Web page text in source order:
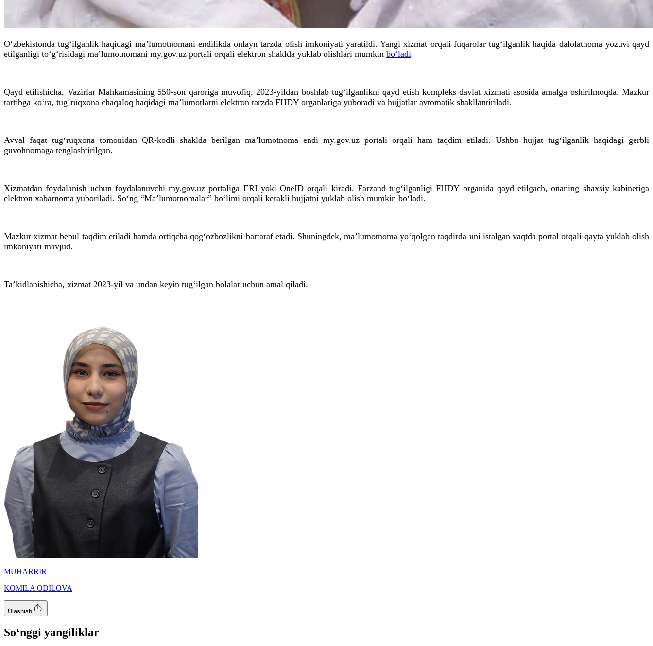
Oʻzbekistonda tugʻilganlik haqidagi maʼlumotnomani endilikda onlayn tarzda olish imkoniyati yaratildi. Yangi xizmat orqali fuqarolar tugʻilganlik haqida dalolatnoma yozuvi qayd
etilganligi toʻgʻrisidagi maʼlumotnomani my.gov.uz portali orqali elektron shaklda yuklab olishlari mumkin boʻladi.
Qayd etilishicha, Vazirlar Mahkamasining 550-son qaroriga muvofiq, 2023-yildan boshlab tugʻilganlikni qayd etish kompleks davlat xizmati asosida amalga oshirilmoqda. Mazkur
tartibga koʻra, tugʻruqxona chaqaloq haqidagi maʼlumotlarni elektron tarzda FHDY organlariga yuboradi va hujjatlar avtomatik shakllantiriladi.
Avval faqat tugʻruqxona tomonidan QR-kodli shaklda berilgan maʼlumotnoma endi my.gov.uz portali orqali ham taqdim etiladi. Ushbu hujjat tugʻilganlik haqidagi gerbli
guvohnomaga tenglashtirilgan.
Xizmatdan foydalanish uchun foydalanuvchi my.gov.uz portaliga ERI yoki OneID orqali kiradi. Farzand tugʻilganligi FHDY organida qayd etilgach, onaning shaxsiy kabinetiga
elektron xabarnoma yuboriladi. Soʻng “Maʼlumotnomalar” bo‘limi orqali kerakli hujjatni yuklab olish mumkin bo‘ladi.
Mazkur xizmat bepul taqdim etiladi hamda ortiqcha qogʻozbozlikni bartaraf etadi. Shuningdek, maʼlumotnoma yoʻqolgan taqdirda uni istalgan vaqtda portal orqali qayta yuklab olish
imkoniyati mavjud.
Taʼkidlanishicha, xizmat 2023-yil va undan keyin tugʻilgan bolalar uchun amal qiladi.
MUHARRIR
KOMILA ODILOVA
Ulashish
So‘nggi yangiliklar